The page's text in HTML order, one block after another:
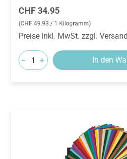
Regulärer Preis:
CHF 34.95
(CHF 49.93 / 1 Kilogramm)
Preise inkl. MwSt. zzgl.
- + In den